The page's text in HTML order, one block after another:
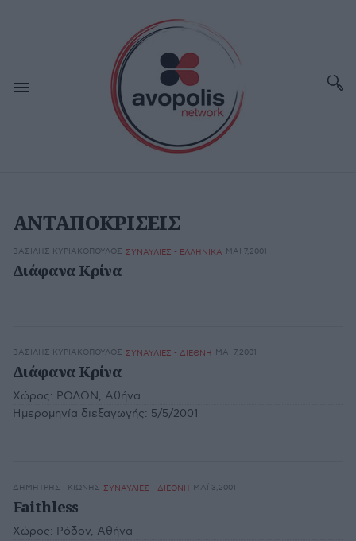
ΑΝΤΑΠΟΚΡΙΣΕΙΣ
ΒΑΣΊΛΗΣ ΚΥΡΙΑΚΌΠΟΥΛΟΣ ΣΥΝΑΥΛΙΕΣ - ΕΛΛΗΝΙΚΑ ΜΆΙ 7,2001
Διάφανα Κρίνα
ΒΑΣΊΛΗΣ ΚΥΡΙΑΚΌΠΟΥΛΟΣ ΣΥΝΑΥΛΙΕΣ - ΔΙΕΘΝΗ ΜΆΙ 7,2001
Διάφανα Κρίνα
Χώρος: ΡΟΔΟΝ, Αθήνα
Ημερομηνία διεξαγωγής: 5/5/2001
ΔΗΜΉΤΡΗΣ ΓΚΙΏΝΗΣ ΣΥΝΑΥΛΙΕΣ - ΔΙΕΘΝΗ ΜΆΙ 3,2001
Faithless
Χώρος: Ρόδον, Αθήνα